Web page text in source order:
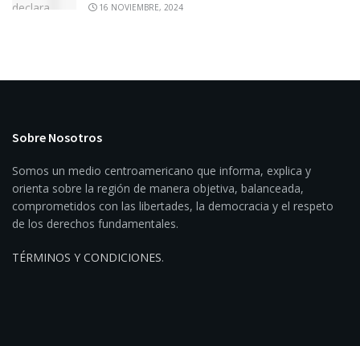
16 NOVIEMBRE, 2024
Sobre Nosotros
Somos un medio centroamericano que informa, explica y
orienta sobre la región de manera objetiva, balanceada,
comprometidos con las libertades, la democracia y el respeto
de los derechos fundamentales.
TÉRMINOS Y CONDICIONES.